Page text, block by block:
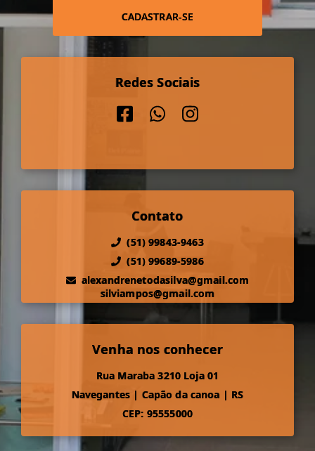
CADASTRAR-SE
Redes Sociais
Contato
(51) 99843-9463
(51) 99689-5986
alexandrenetodasilva@gmail.com
silviampos@gmail.com
Venha nos conhecer
Rua Maraba 3210 Loja 01
Navegantes | Capão da canoa | RS
CEP: 95555000